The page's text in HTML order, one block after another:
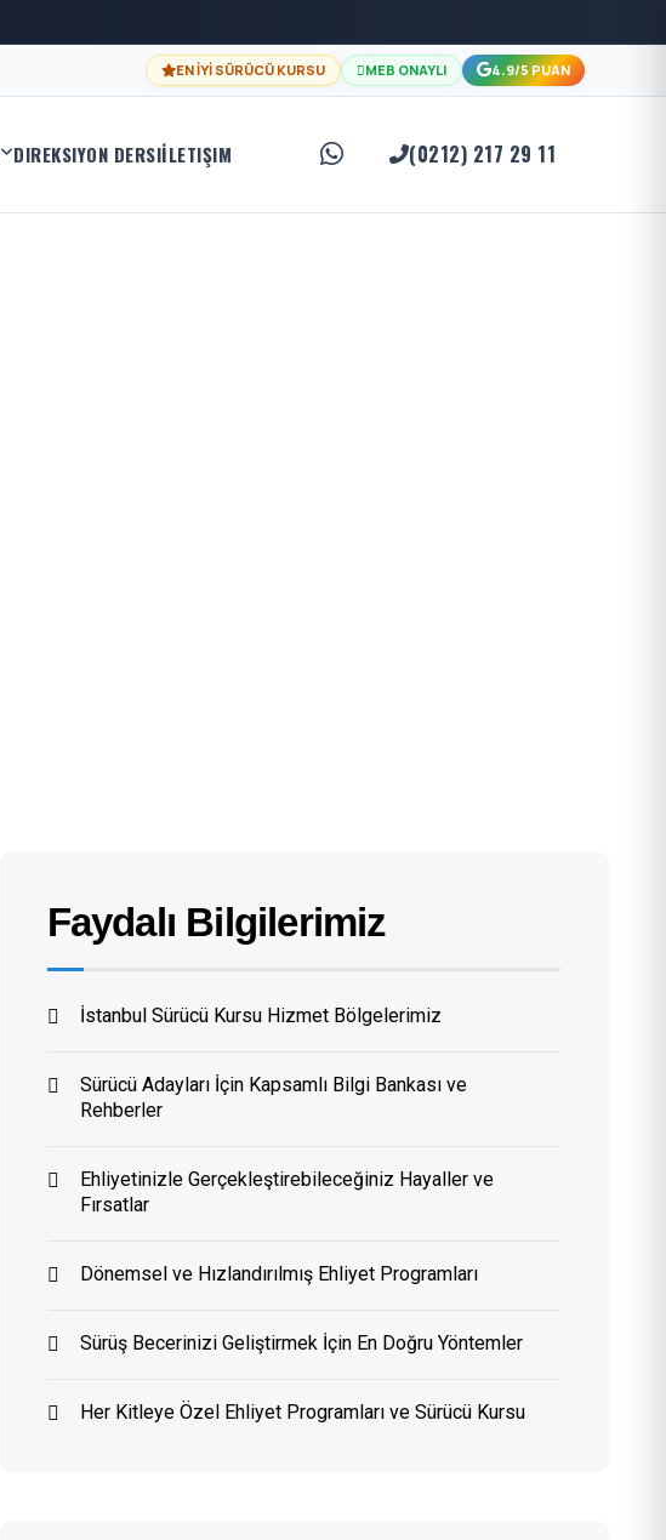
EN İYİ SÜRÜCÜ KURSU MEB ONAYLI 4.9/5 PUAN
DIREKSIYON DERSIİLETIŞIM (0212) 217 29 11
Faydalı Bilgilerimiz
İstanbul Sürücü Kursu Hizmet Bölgelerimiz
Sürücü Adayları İçin Kapsamlı Bilgi Bankası ve
Rehberler
Ehliyetinizle Gerçekleştirebileceğiniz Hayaller ve
Fırsatlar
Dönemsel ve Hızlandırılmış Ehliyet Programları
Sürüş Becerinizi Geliştirmek İçin En Doğru Yöntemler
Her Kitleye Özel Ehliyet Programları ve Sürücü Kursu